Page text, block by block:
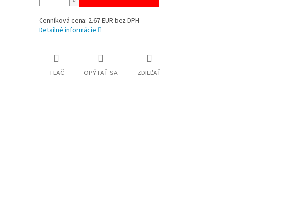
Cenníková cena: 2.67 EUR bez DPH
Detailné informácie
TLAČ OPÝTAŤ SA ZDIEĽAŤ